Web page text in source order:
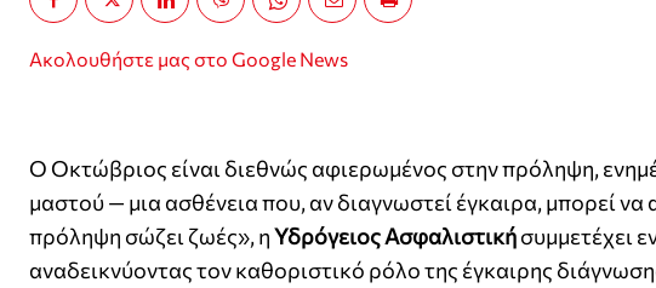
Ακολουθήστε μας στο Google News
Ο Οκτώβριος είναι διεθνώς αφιερωμένος στην πρόληψη,
μαστού — μια ασθένεια που, αν διαγνωστεί έγκαιρα, μπορεί
πρόληψη σώζει ζωές», ηΥδρόγειος Ασφαλιστικήσυμμετέχει
αναδεικνύοντας τον καθοριστικό ρόλο της έγκαιρης